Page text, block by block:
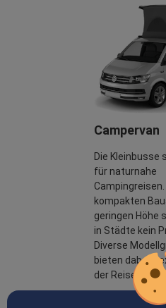
Campervan
Die Kleinbusse
für naturnahe
kompakten
geringen Höhe
in Städte kein
Diverse
bieten dabei
der